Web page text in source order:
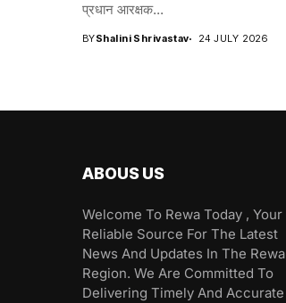
प्रधान आरक्षक...
BYShalini Shrivastav 24 JULY 2026
ABOUS US
Welcome To Rewa Today , Your
Reliable Source For The Latest
News And Updates In The Rewa
Region. We Are Committed To
Delivering Timely And Accurate